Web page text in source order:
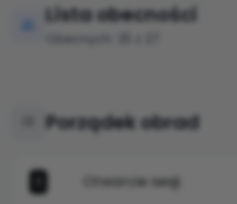
Lista obecności
Porządek obrad
Otwarcie sesji.